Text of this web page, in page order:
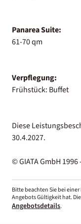
Panarea Suite:
61-70 qm
Verpflegung:
Frühstück: Buffet
Diese
30.4.2027.
© GIATA GmbH 1996
Bitte beachten Sie bei
Angebots Gültigkeit hat.
Angebotsdetails.